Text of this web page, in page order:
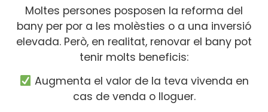
Moltes persones posposen la reforma del
bany per por a les molèsties o a una inversió
elevada. Però, en realitat, renovar el bany pot
tenir molts beneficis:
Augmenta el valor de la teva vivenda en
cas de venda o lloguer.